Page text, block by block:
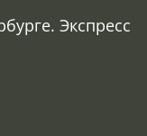
Экспресс